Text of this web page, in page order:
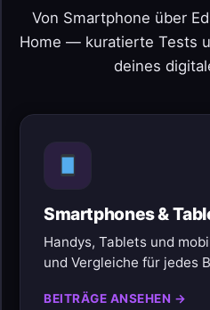
Von Smartphone über
Home — kuratierte Tests
deines
Smartphones &
Handys, Tablets und
und Vergleiche für jedes
BEITRÄGE ANSEHEN →